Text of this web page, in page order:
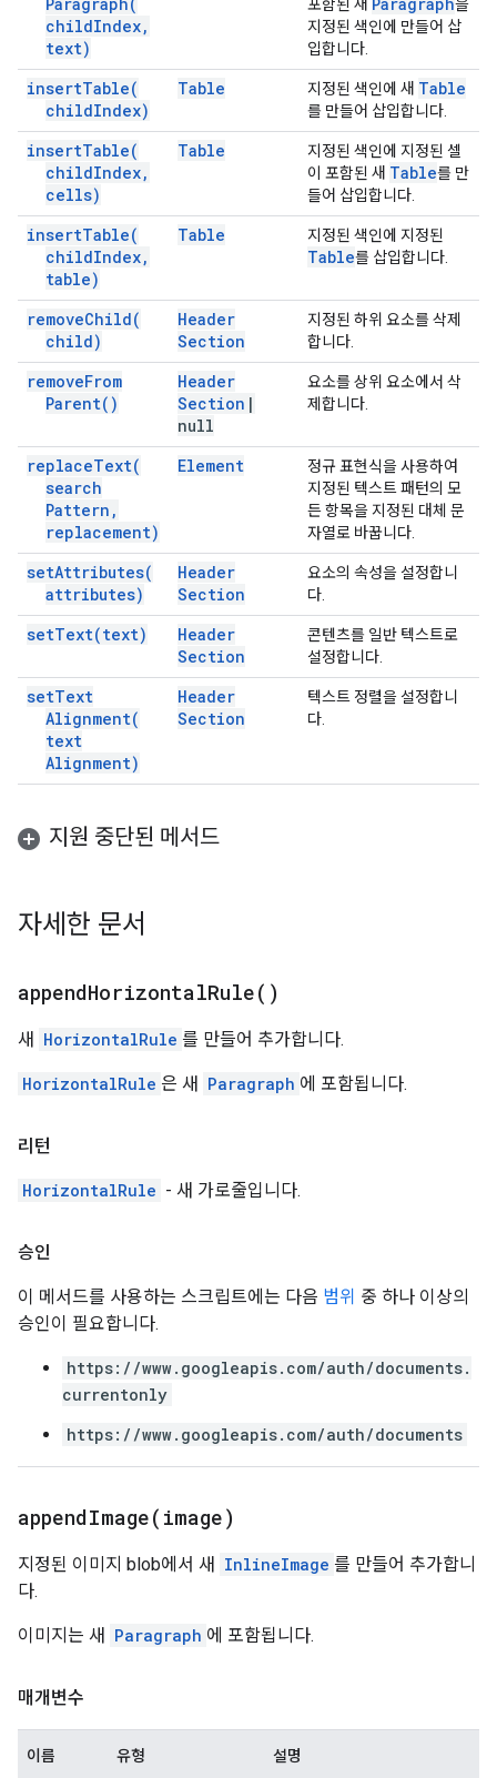
childIndex,
text)
포함된 새
을
지정된 색인에 만들어 삽
입합니다.
insertTable(
childIndex)
Table 지정된 색인에 새 Table
를 만들어 삽입합니다.
insertTable(
childIndex,
cells)
Table
지정된 색인에 지정된 셀
이 포함된 새 Table를 만
들어 삽입합니다.
insertTable(
childIndex,
table)
Table 지정된 색인에 지정된
Table를 삽입합니다.
removeChild(
child)
Header
Section
지정된 하위 요소를 삭제
합니다.
removeFrom
Parent( )
Header
Section |
null
요소를 상위 요소에서 삭
제합니다.
replaceText(
search
Pattern ,
replacement)
Element
정규 표현식을 사용하여
지정된 텍스트 패턴의 모
든 항목을 지정된 대체 문
자열로 바꿉니다.
setAttributes(
attributes)
Header
Section
요소의 속성을 설정합니
다.
setText(text)
Header
Section
콘텐츠를 일반 텍스트로
설정합니다.
setText
Alignment(
text
Alignment)
Header
Section
텍스트 정렬을 설정합니
다.
지원 중단된 메서드
자세한 문서
appendHorizontalRule( )
새 HorizontalRule 를 만들어 추가합니다.
HorizontalRule 은 새 Paragraph 에 포함됩니다.
리턴
HorizontalRule - 새 가로줄입니다.
승인
이 메서드를 사용하는 스크립트에는 다음 범위 중 하나 이상의
승인이 필요합니다.
https://www.googleapis.com/auth/documents.
currentonly
https://www.googleapis.com/auth/documents
appendImage( image)
지정된 이미지 blob에서 새 InlineImage 를 만들어 추가합니
다.
이미지는 새 Paragraph 에 포함됩니다.
매개변수
이름 유형 설명